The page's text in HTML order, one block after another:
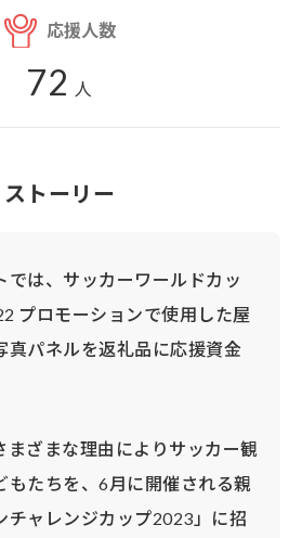
応援人数
72 人
ストーリー
では、サッカーワールドカッ
プロモーションで使用した屋
真パネルを返礼品に応援資金
まざまな理由によりサッカー観
もたちを、6月に開催される親
チャレンジカップ2023」に招